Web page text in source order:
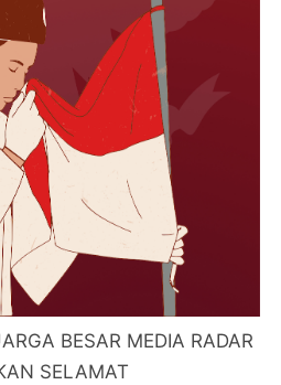
BESAR MEDIA RADAR
SELAMAT